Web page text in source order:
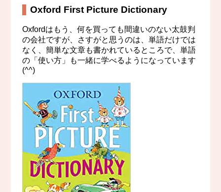
Oxford First Picture Dictionary
Oxfordはもう、何を買っても間違いのない太鼓判
の会社ですが、さすがと思うのは、単語だけでは
なく、簡単な文章も書かれているところで、単語
の「使い方」も一緒に学べるようになっています
(^^)